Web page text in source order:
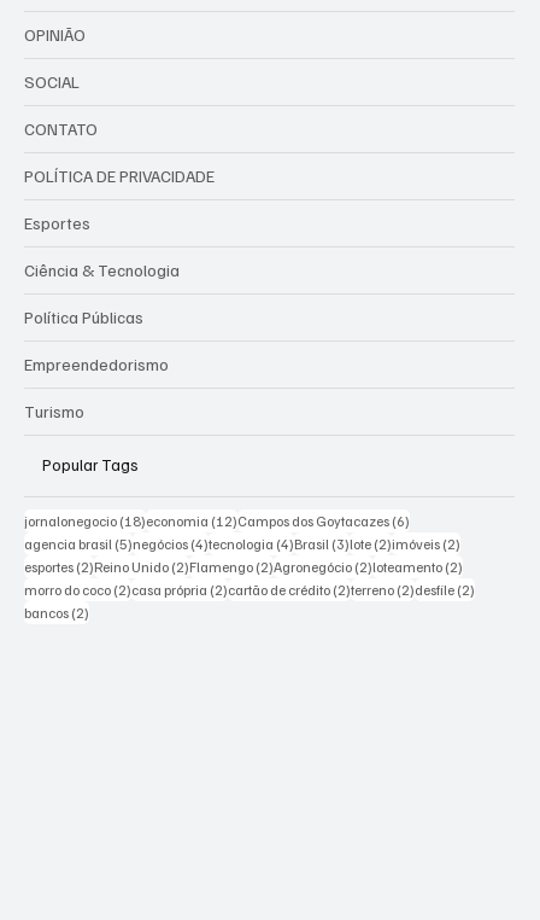
OPINIÃO
SOCIAL
CONTATO
POLÍTICA DE PRIVACIDADE
Esportes
Ciência & Tecnologia
Política Públicas
Empreendedorismo
Turismo
Popular Tags
jornalonegocio (18)18 posts
economia (12)12 posts
Campos dos Goytacazes (6)
agencia brasil (5)5 posts
negócios (4)4 posts
tecnologia (4)4 posts
Brasil (3)3 posts
lote (2)2 posts
imóveis (2)
esportes (2)2 posts
Reino Unido (2)2 posts
Flamengo (2)2 posts
Agronegócio (2)2 posts
loteamento (2)
morro do coco (2)2 posts
casa própria (2)2 posts
cartão de crédito (2)2 posts
terreno (2)2 posts
desfile (2)
bancos (2)